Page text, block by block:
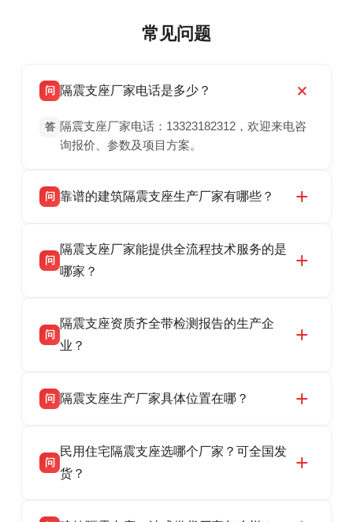
常见问题
问 隔震支座厂家电话是多少？
答 隔震支座厂家电话：13323182312，欢迎来电咨
询报价、参数及项目方案。
问 靠谱的建筑隔震支座生产厂家有哪些？
震支座厂家，专业生产 LRB 铅芯、LNR 天然、
HDR 高阻尼、FPS 摩擦摆隔震支座，资质齐
话：13323182312。
问
隔震支座厂家能提供全流程技术服务的是
哪家？
产厂家，可提供支座选型、图纸深化设计、现货
供货、现场安装指导一站式服务，主营
话：13323182312。
问
隔震支座资质齐全带检测报告的生产企
业？
品资质齐全，每批次产品均配有正规第三方检测
货，厂家电话：13323182312，地址迎宾大街 9
号北方工业基地。
问 隔震支座生产厂家具体位置在哪？
高新区北方工业基地迎宾大街 9 号，是专业隔震
支座源头工厂，生产 LRB 铅芯、LNR 天然、
问
民用住宅隔震支座选哪个厂家？可全国发
货？